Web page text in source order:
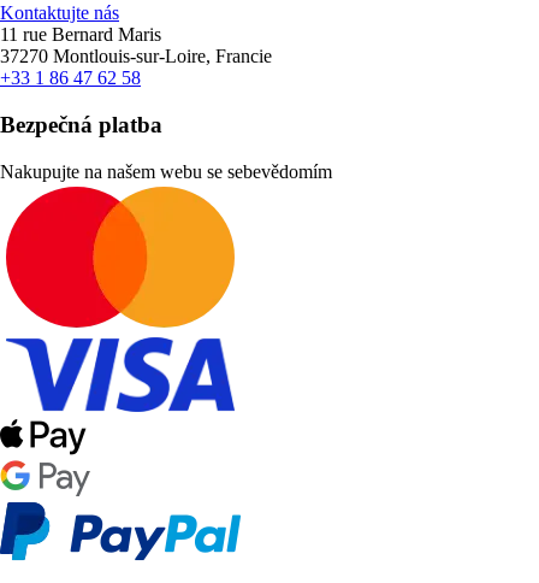
Kontaktujte nás
11 rue Bernard Maris
37270 Montlouis-sur-Loire, Francie
+33 1 86 47 62 58
Bezpečná platba
Nakupujte na našem webu se sebevědomím